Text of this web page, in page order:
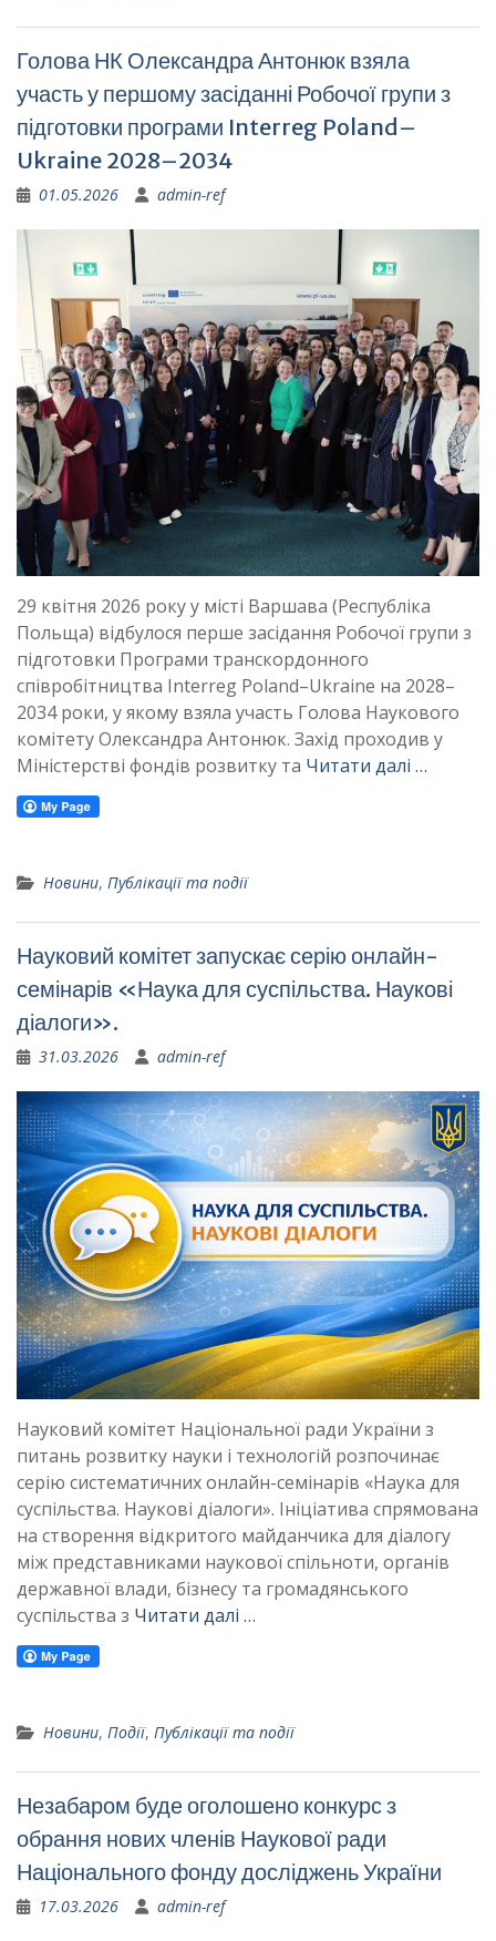
Голова НК Олександра Антонюк взяла
участь у першому засіданні Робочої групи з
підготовки програми Interreg Poland–
Ukraine 2028–2034
01.05.2026 admin-ref
29 квітня 2026 року у місті Варшава (Республіка
Польща) відбулося перше засідання Робочої групи з
підготовки Програми транскордонного
співробітництва Interreg Poland–Ukraine на 2028–
2034 роки, у якому взяла участь Голова Наукового
комітету Олександра Антонюк. Захід проходив у
Міністерстві фондів розвитку та Читати далі …
Новини, Публікації та події
Науковий комітет запускає серію онлайн-
семінарів «Наука для суспільства. Наукові
діалоги».
31.03.2026 admin-ref
Науковий комітет Національної ради України з
питань розвитку науки і технологій розпочинає
серію систематичних онлайн-семінарів «Наука для
суспільства. Наукові діалоги». Ініціатива спрямована
на створення відкритого майданчика для діалогу
між представниками наукової спільноти, органів
державної влади, бізнесу та громадянського
суспільства з Читати далі …
Новини, Події, Публікації та події
Незабаром буде оголошено конкурс з
обрання нових членів Наукової ради
Національного фонду досліджень України
17.03.2026 admin-ref